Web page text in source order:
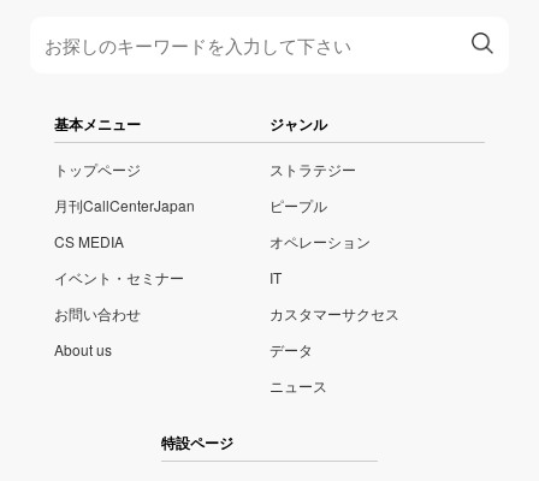
基本メニュー
トップページ
月刊CallCenterJapan
CS MEDIA
イベント・セミナー
お問い合わせ
About us
ジャンル
ストラテジー
ピープル
オペレーション
IT
カスタマーサクセス
データ
ニュース
特設ページ